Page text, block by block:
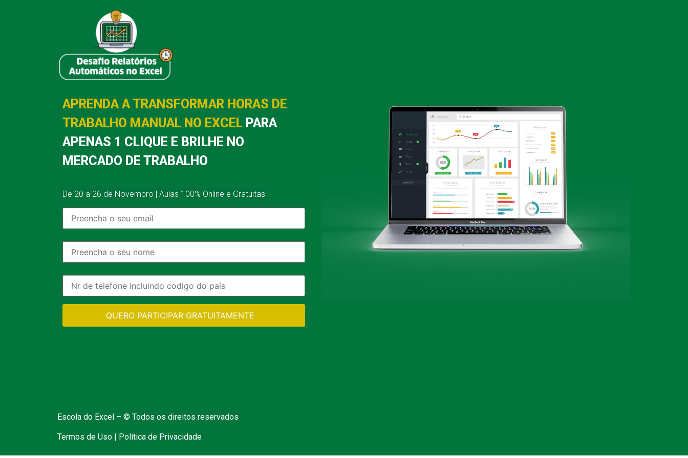
APRENDA A TRANSFORMAR HORAS DE
TRABALHO MANUAL NO EXCEL PARA
APENAS 1 CLIQUE E BRILHE NO
MERCADO DE TRABALHO
De 20 a 26 de Novembro | Aulas 100% Online e Gratuitas
QUERO PARTICIPAR GRATUITAMENTE
Escola do Excel – © Todos os direitos reservados
Termos de Uso | Política de Privacidade